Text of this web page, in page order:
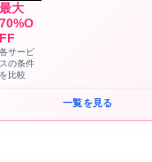
最大
70%O
FF
各サービ
スの条件
を比較
一覧を見る